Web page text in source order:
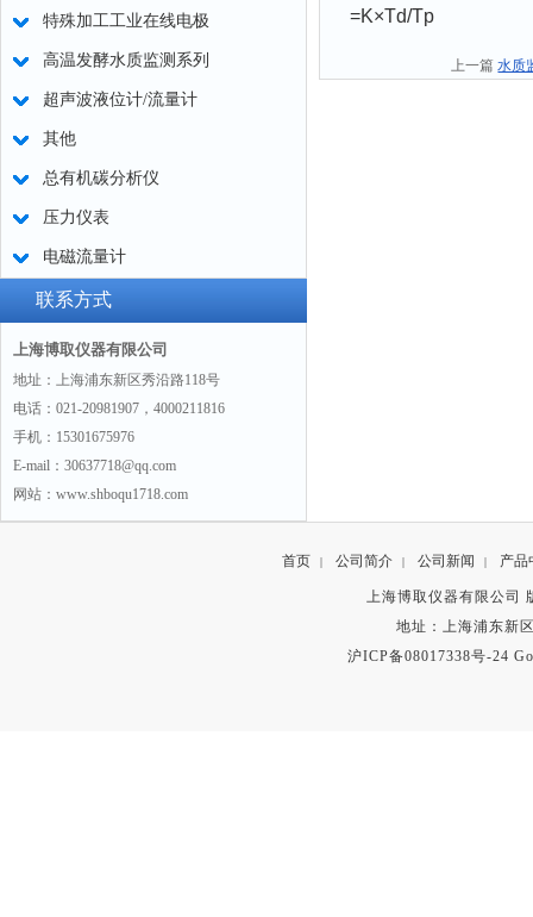
特殊加工工业在线电极
高温发酵水质监测系列
超声波液位计/流量计
其他
总有机碳分析仪
压力仪表
电磁流量计
联系方式
上海博取仪器有限公司
地址：上海浦东新区秀沿路118号
电话：021-20981907，4000211816
手机：15301675976
E-mail：30637718@qq.com
网站：www.shboqu1718.com
=K×Td/Tp
上一篇水质
首页 | 公司简介 | 公司新闻 | 产品
上海博取仪器有限公司
地址：上海浦东新
沪ICP备08017338号-24